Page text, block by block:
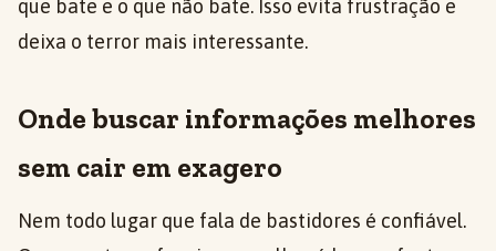
que bate e o que não bate. Isso evita frustração e
deixa o terror mais interessante.
Onde buscar informações melhores
sem cair em exagero
Nem todo lugar que fala de bastidores é confiável.